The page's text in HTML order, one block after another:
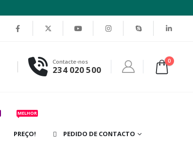
Contacte-nos
234 020 500
0
PREÇO!
MELHOR
PEDIDO DE CONTACTO